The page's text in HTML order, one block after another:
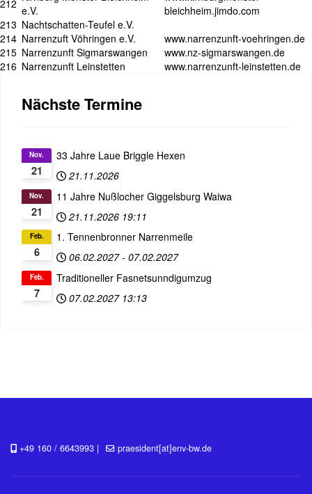
212 e.V.
bleichheim.jimdo.com
213 Nachtschatten-Teufel e.V.
214 Narrenzuft Vöhringen e.V.
www.narrenzunft-voehringen.de
215 Narrenzunft Sigmarswangen
www.nz-sigmarswangen.de
216 Narrenzunft Leinstetten www.narrenzunft-leinstetten.de
Nächste Termine
21
Nov.
33 Jahre Laue Briggle Hexen
21.11.2026
21
Nov.
11 Jahre Nußlocher Giggelsburg Waiwa
21.11.2026 19:11
6
Feb.
1. Tennenbronner Narrenmeile
06.02.2027 - 07.02.2027
7
Feb.
Traditioneller Fasnetsunndigumzug
07.02.2027 13:13
+49 160 / 6643993 | praesident[at]env-bw.de